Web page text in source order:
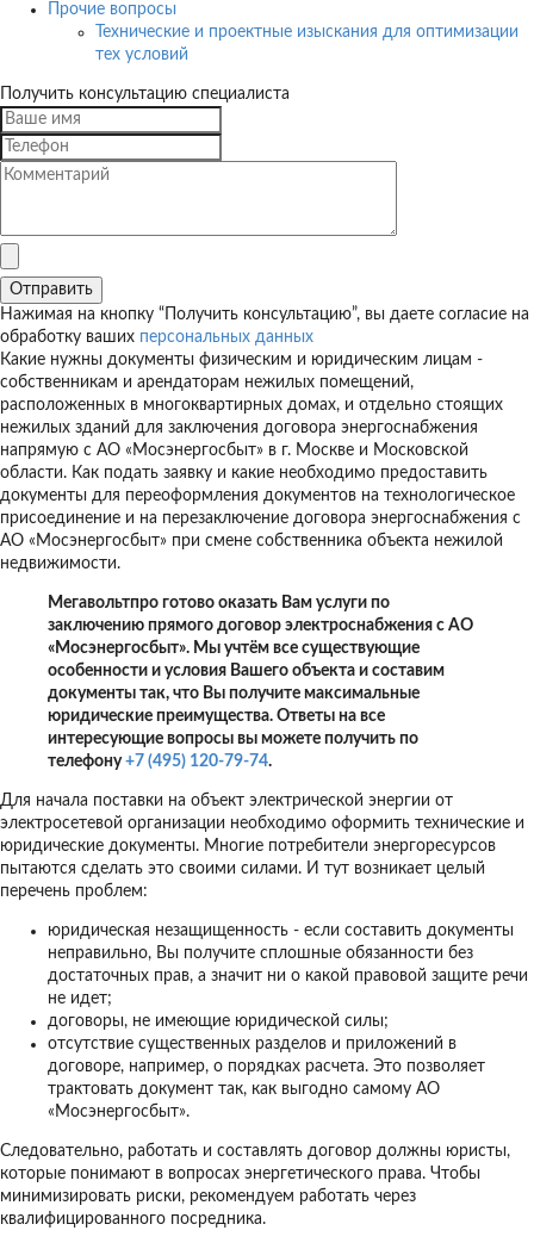
Прочие вопросы
Технические и проектные изыскания для оптимизации
тех условий
Получить консультацию специалиста
Нажимая на кнопку “Получить консультацию”, вы даете согласие на
обработку ваших персональных данных
Какие нужны документы физическим и юридическим лицам -
собственникам и арендаторам нежилых помещений,
расположенных в многоквартирных домах, и отдельно стоящих
нежилых зданий для заключения договора энергоснабжения
напрямую с АО «Мосэнергосбыт» в г. Москве и Московской
области. Как подать заявку и какие необходимо предоставить
документы для переоформления документов на технологическое
присоединение и на перезаключение договора энергоснабжения с
АО «Мосэнергосбыт» при смене собственника объекта нежилой
недвижимости.
Мегавольтпро готово оказать Вам услуги по
заключению прямого договор электроснабжения с АО
«Мосэнергосбыт». Мы учтём все существующие
особенности и условия Вашего объекта и составим
документы так, что Вы получите максимальные
юридические преимущества. Ответы на все
интересующие вопросы вы можете получить по
телефону+7 (495) 120-79-74.
Для начала поставки на объект электрической энергии от
электросетевой организации необходимо оформить технические и
юридические документы. Многие потребители энергоресурсов
пытаются сделать это своими силами. И тут возникает целый
перечень проблем:
юридическая незащищенность - если составить документы
неправильно, Вы получите сплошные обязанности без
достаточных прав, а значит ни о какой правовой защите речи
не идет;
договоры, не имеющие юридической силы;
отсутствие существенных разделов и приложений в
договоре, например, о порядках расчета. Это позволяет
трактовать документ так, как выгодно самому АО
«Мосэнергосбыт».
Следовательно, работать и составлять договор должны юристы,
которые понимают в вопросах энергетического права. Чтобы
минимизировать риски, рекомендуем работать через
квалифицированного посредника.